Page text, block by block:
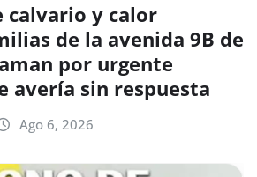
calvario y calor
de la avenida 9B de
por urgente
avería sin respuesta
Ago 6, 2026